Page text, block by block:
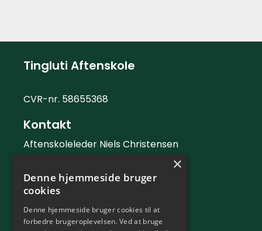
Tingluti Aftenskole
CVR-nr. 58655368
Kontakt
Aftenskoleleder Niels Christensen
Mail:info@tingluti.dk
Telefontid
Kontortid tirsdag og torsdag 9 - 12
×
Denne hjemmeside bruger
cookies
Denne hjemmeside bruger cookies til at
forbedre brugeroplevelsen. Ved at bruge